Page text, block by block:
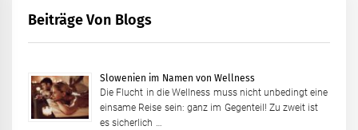
Beiträge Von Blogs
Slowenien im Namen von Wellness
Die Flucht in die Wellness muss nicht unbedingt eine
einsame Reise sein: ganz im Gegenteil! Zu zweit ist
es sicherlich …